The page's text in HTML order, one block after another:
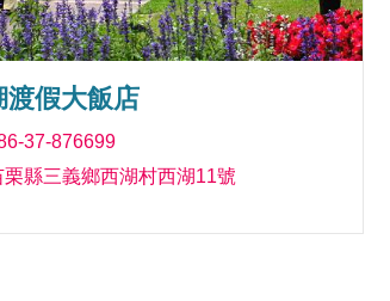
渡假大飯店
37-876699
栗縣三義鄉西湖村西湖11號